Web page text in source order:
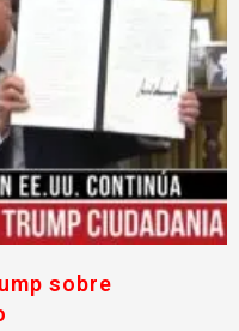
sobre